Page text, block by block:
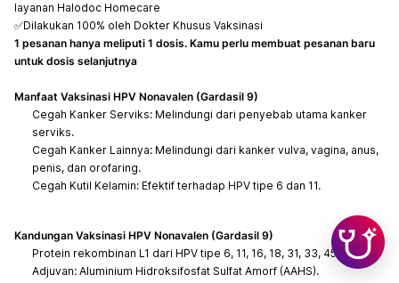
layanan Halodoc Homecare
✅Dilakukan 100% oleh Dokter Khusus Vaksinasi
1 pesanan hanya meliputi 1 dosis. Kamu perlu membuat pesanan baru
untuk dosis selanjutnya
Manfaat Vaksinasi HPV Nonavalen (Gardasil 9)
Cegah Kanker Serviks: Melindungi dari penyebab utama kanker
serviks.
Cegah Kanker Lainnya: Melindungi dari kanker vulva, vagina, anus,
penis, dan orofaring.
Cegah Kutil Kelamin: Efektif terhadap HPV tipe 6 dan 11.
Kandungan Vaksinasi HPV Nonavalen (Gardasil 9)
Protein rekombinan L1 dari HPV tipe 6, 11, 16, 18, 31, 33, 45, 52, 58.
Adjuvan: Aluminium Hidroksifosfat Sulfat Amorf (AAHS).